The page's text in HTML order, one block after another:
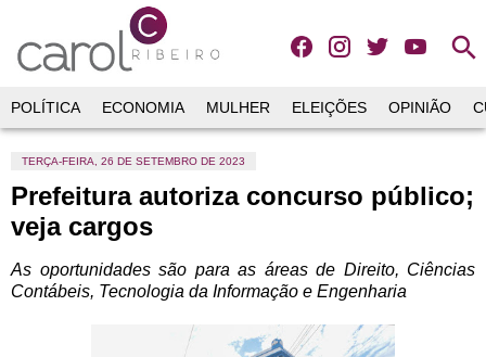
search
POLÍTICA ECONOMIA MULHER ELEIÇÕES OPINIÃO
TERÇA-FEIRA, 26 DE SETEMBRO DE 2023
Prefeitura autoriza concurso público;
veja cargos
As oportunidades são para as áreas de Direito, Ciências
Contábeis, Tecnologia da Informação e Engenharia